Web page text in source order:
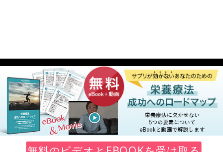
Copyright © 2026 臨床分子栄養医学研究会
プライバシーポリシー 会員規約および会員規定
利用規約
特定商取引法に基づく表記